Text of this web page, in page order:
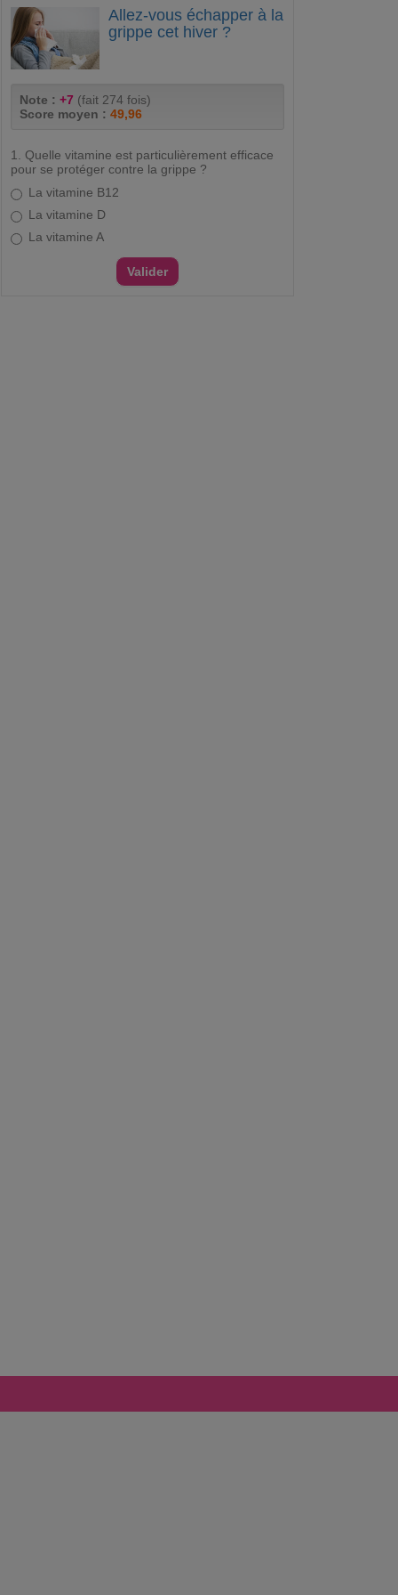
Allez-vous échapper à la
grippe cet hiver ?
Note : +7 (fait 274 fois)
Score moyen : 49,96
1. Quelle vitamine est particulièrement efficace
pour se protéger contre la grippe ?
La vitamine B12
La vitamine D
La vitamine A